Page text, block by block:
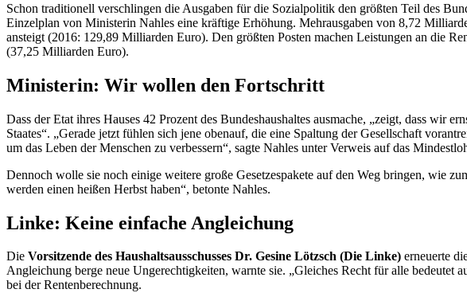
Schon traditionell verschlingen die Ausgaben für die Sozialpolitik den größten Teil des
Einzelplan von Ministerin Nahles eine kräftige Erhöhung. Mehrausgaben von 8,72
ansteigt (2016: 129,89 Milliarden Euro). Den größten Posten machen Leistungen an die
(37,25 Milliarden Euro).
Ministerin: Wir wollen den Fortschritt
Dass derEtat ihres Hauses 42 Prozent des Bundeshaushaltes ausmache, „zeigt, dass wir
Staates“. „Gerade jetzt fühlen sich jene obenauf, die eine Spaltung der Gesellschaft
um das Leben der Menschen zu verbessern“, sagte Nahles unter Verweis auf das
Dennoch wolle sie noch einige weitere große Gesetzespakete auf den Weg bringen, wie
werden einen heißen Herbst haben“, betonte Nahles.
Linke: Keine einfache Angleichung
Die Vorsitzende des Haushaltsausschusses Dr. Gesine Lötzsch (Die Linke) erneuerte
Angleichung berge neue Ungerechtigkeiten, warnte sie. „Gleiches Recht für alle bedeutet
bei der Rentenberechnung.